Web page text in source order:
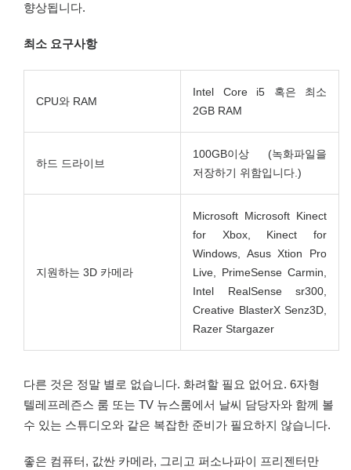
향상됩니다.
최소 요구사항
CPU와 RAM
Intel Core i5 혹은 최소
2GB RAM
하드 드라이브
100GB이상 (녹화파일을
저장하기 위함입니다.)
지원하는 3D 카메라
Microsoft Microsoft Kinect
for Xbox, Kinect for
Windows, Asus Xtion Pro
Live, PrimeSense Carmin,
Intel RealSense sr300,
Creative BlasterX Senz3D,
Razer Stargazer
다른 것은 정말 별로 없습니다. 화려할 필요 없어요. 6자형
텔레프레즌스 룸 또는 TV 뉴스룸에서 날씨 담당자와 함께 볼
수 있는 스튜디오와 같은 복잡한 준비가 필요하지 않습니다.
좋은 컴퓨터, 값싼 카메라, 그리고 퍼소나파이 프리젠터만